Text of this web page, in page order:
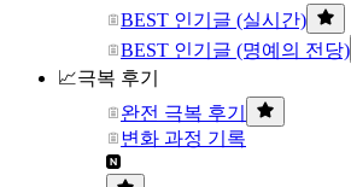
BEST 인기글 (실시간)
BEST 인기글 (명예의 전당)
📈극복 후기
완전 극복 후기
변화 과정 기록